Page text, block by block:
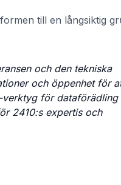
till en långsiktig
och den tekniska
och öppenhet för
verktyg för dataförädling
2410:s expertis och